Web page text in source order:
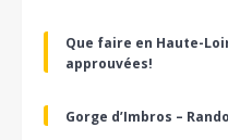
Que faire en Haute-
approuvées!
Gorge d’Imbros –